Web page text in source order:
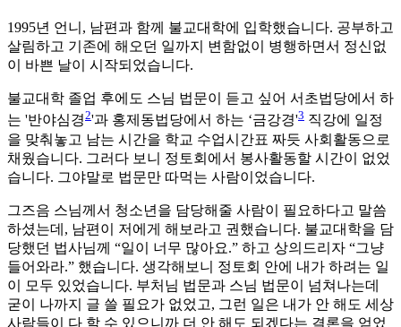
1995년 언니, 남편과 함께 불교대학에 입학했습니다. 공부하고
살림하고 기존에 해오던 일까지 변함없이 병행하면서 정신없
이 바쁜 날이 시작되었습니다.
불교대학 졸업 후에도 스님 법문이 듣고 싶어 서초법당에서 하
는 '반야심경2'과 홍제동법당에서 하는 ‘금강경'3 직강에 일정
을 맞춰놓고 남는 시간을 학교 수업시간표 짜듯 사회활동으로
채웠습니다. 그러다 보니 정토회에서 봉사활동할 시간이 없었
습니다. 그야말로 법문만 따먹는 사람이었습니다.
그즈음 스님께서 청소년을 담당해줄 사람이 필요하다고 말씀
하셨는데, 남편이 저에게 해보라고 권했습니다. 불교대학을 담
당했던 법사님께 “일이 너무 많아요.” 하고 상의드리자 “그냥
들어와라.” 했습니다. 생각해보니 정토회 안에 내가 하려는 일
이 모두 있었습니다. 부처님 법문과 스님 법문이 넘쳐나는데
굳이 나까지 글 쓸 필요가 없었고, 그런 일은 내가 안 해도 세상
사람들이 다 할 수 있으니까 더 안 해도 되겠다는 결론을 얻었